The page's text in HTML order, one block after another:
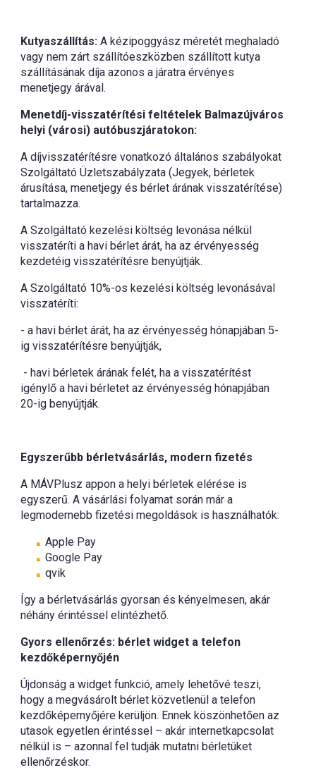
Kutyaszállítás: A kézipoggyász méretét meghaladó
vagy nem zárt szállítóeszközben szállított kutya
szállításának díja azonos a járatra érvényes
menetjegy árával.
Menetdíj-visszatérítési feltételek Balmazújváros
helyi (városi) autóbuszjáratokon:
A díjvisszatérítésre vonatkozó általános szabályokat
Szolgáltató Üzletszabályzata (Jegyek, bérletek
árusítása, menetjegy és bérlet árának visszatérítése)
tartalmazza.
A Szolgáltató kezelési költség levonása nélkül
visszatéríti a havi bérlet árát, ha az érvényesség
kezdetéig visszatérítésre benyújtják.
A Szolgáltató 10%-os kezelési költség levonásával
visszatéríti:
- a havi bérlet árát, ha az érvényesség hónapjában 5-
ig visszatérítésre benyújtják,
- havi bérletek árának felét, ha a visszatérítést
igénylő a havi bérletet az érvényesség hónapjában
20-ig benyújtják.
Egyszerűbb bérletvásárlás, modern fizetés
A MÁVPlusz appon a helyi bérletek elérése is
egyszerű. A vásárlási folyamat során már a
legmodernebb fizetési megoldások is használhatók:
Apple Pay
Google Pay
qvik
Így a bérletvásárlás gyorsan és kényelmesen, akár
néhány érintéssel elintézhető.
Gyors ellenőrzés: bérlet widget a telefon
kezdőképernyőjén
Újdonság a widget funkció, amely lehetővé teszi,
hogy a megvásárolt bérlet közvetlenül a telefon
kezdőképernyőjére kerüljön. Ennek köszönhetően az
utasok egyetlen érintéssel – akár internetkapcsolat
nélkül is – azonnal fel tudják mutatni bérletüket
ellenőrzéskor.